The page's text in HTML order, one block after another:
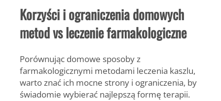
Korzyści i ograniczenia domowych
metod vs leczenie farmakologiczne
Porównując domowe sposoby z
farmakologicznymi metodami leczenia kaszlu,
warto znać ich mocne strony i ograniczenia, by
świadomie wybierać najlepszą formę terapii.